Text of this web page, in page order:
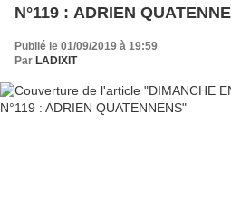
N°119 : ADRIEN
Publié le 01/09/2019 à 19:59
Par LADIXIT